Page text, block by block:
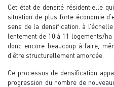
Cet état de densité résidentielle
situation de plus forte économie
sens de la densification. à
lentement de 10 à 11 logements/
donc encore beaucoup à faire,
d’être structurellement amorcée.
Ce processus de densification
progression du nombre de